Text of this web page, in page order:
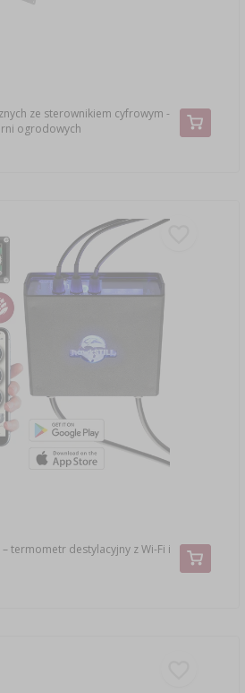
ze sterownikiem cyfrowym -
ogrodowych
– termometr destylacyjny z Wi-Fi i